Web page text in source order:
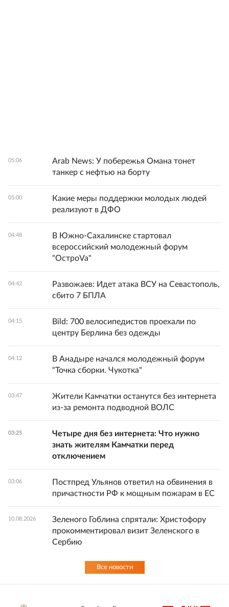
05:06
Arab News: У побережья Омана тонет
танкер с нефтью на борту
05:00
Какие меры поддержки молодых людей
реализуют в ДФО
04:48
В Южно-Сахалинске стартовал
всероссийский молодежный форум
"ОстроVa"
04:42
Развожаев: Идет атака ВСУ на Севастополь,
сбито 7 БПЛА
04:15
Bild: 700 велосипедистов проехали по
центру Берлина без одежды
04:12
В Анадыре начался молодежный форум
"Точка сборки. Чукотка"
03:47
Жители Камчатки останутся без интернета
из-за ремонта подводной ВОЛС
03:25
Четыре дня без интернета: Что нужно
знать жителям Камчатки перед
отключением
03:06
Постпред Ульянов ответил на обвинения в
причастности РФ к мощным пожарам в ЕС
10.08.2026
Зеленого Гоблина спрятали: Христофору
прокомментировал визит Зеленского в
Сербию
Все новости